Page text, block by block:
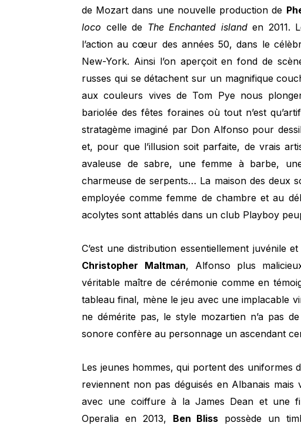
de Mozart dans une nouvelle production de
loco celle de The Enchanted islanden 2011.
l’action au cœur des années 50, dans le
New-York. Ainsi l’on aperçoit en fond de
russes qui se détachent sur un magnifique
aux couleurs vives de Tom Pye nous
bariolée des fêtes foraines où tout n’est
stratagème imaginé par Don Alfonso pour
et, pour que l’illusion soit parfaite, de vrais
avaleuse de sabre, une femme à barbe,
charmeuse de serpents… La maison des deux
employée comme femme de chambre et au
acolytes sont attablés dans un club Playboy
C’est une distribution essentiellement juvénile
Christopher
Maltman, Alfonso plus
véritable maître de cérémonie comme en
tableau final, mène le jeu avec une implacable
ne démérite pas, le style mozartien n’a pas
sonore confère au personnage un ascendant
Les jeunes hommes, qui portent des uniformes
reviennent non pas déguisés en Albanais
avec une coiffure à la James Dean et une
Operalia en 2013, Ben Bliss possède un